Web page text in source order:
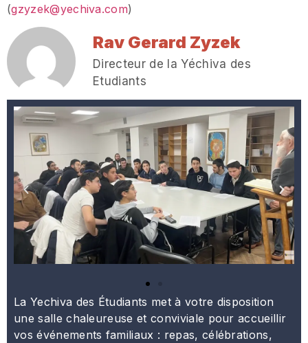
(gzyzek@yechiva.com)
Rav Gerard Zyzek
Directeur de la Yéchiva des
Etudiants
La Yechiva des Étudiants met à votre disposition
une salle chaleureuse et conviviale pour accueillir
vos événements familiaux : repas, célébrations,